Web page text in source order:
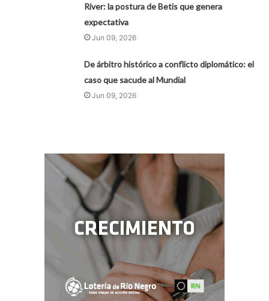
River: la postura de Betis que genera
expectativa
Jun 09, 2026
De árbitro histórico a conflicto diplomático: el
caso que sacude al Mundial
Jun 09, 2026